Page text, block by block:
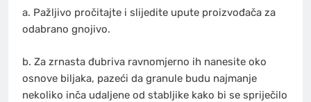
a. Pažljivo pročitajte i slijedite upute proizvođača za
odabrano gnojivo.
b. Za zrnasta đubriva ravnomjerno ih nanesite oko
osnove biljaka, pazeći da granule budu najmanje
nekoliko inča udaljene od stabljike kako bi se spriječilo